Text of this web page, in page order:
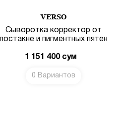
VERSO
Сыворотка корректор от
постакне и пигментных пятен
1 151 400сум
0 Вариантов